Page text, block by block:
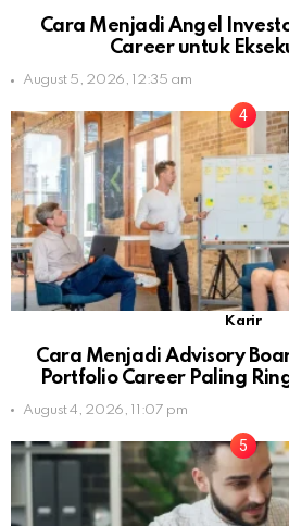
Cara Menjadi Angel
Career untuk
August 5, 2026, 12:35 am
Karir
Cara Menjadi Advisory
Portfolio Career Paling
August 4, 2026, 11:07 pm